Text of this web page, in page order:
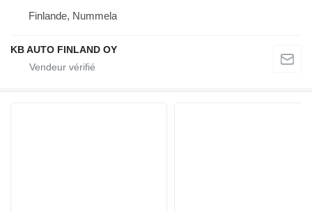
Finlande, Nummela
KB AUTO FINLAND OY